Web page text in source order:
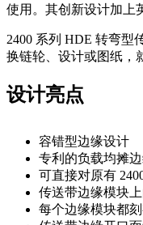
使用。其创新设计加上
2400 系列 HDE 转弯型
换链轮、设计或图纸，
设计亮点
容错型边缘设计
专利的负载均摊
可直接对原有
传送带边缘模块
每个边缘模块都